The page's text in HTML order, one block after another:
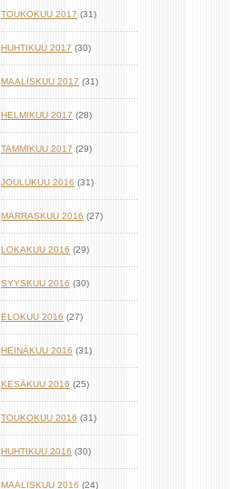
TOUKOKUU 2017 (31)
HUHTIKUU 2017 (30)
MAALISKUU 2017 (31)
HELMIKUU 2017 (28)
TAMMIKUU 2017 (29)
JOULUKUU 2016 (31)
MARRASKUU 2016 (27)
LOKAKUU 2016 (29)
SYYSKUU 2016 (30)
ELOKUU 2016 (27)
HEINÄKUU 2016 (31)
KESÄKUU 2016 (25)
TOUKOKUU 2016 (31)
HUHTIKUU 2016 (30)
MAALISKUU 2016 (24)